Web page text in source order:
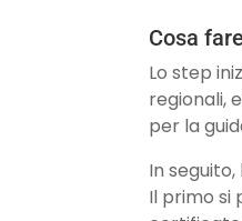
Cosa
Lo step
regionali,
per la
In
Il primo si